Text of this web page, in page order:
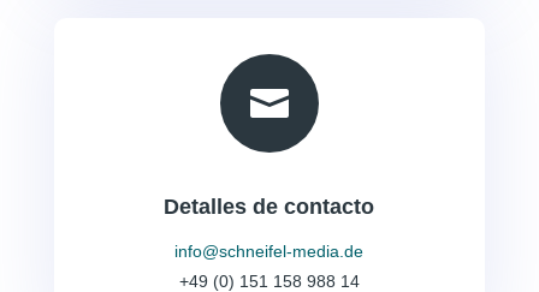

Detalles de contacto
info@schneifel-media.de
+49 (0) 151 158 988 14